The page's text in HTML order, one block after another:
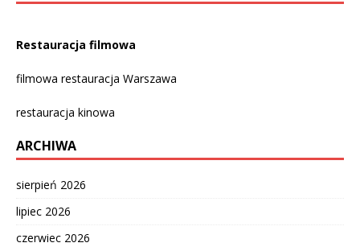
Restauracja filmowa
filmowa restauracja Warszawa
restauracja kinowa
ARCHIWA
sierpień 2026
lipiec 2026
czerwiec 2026